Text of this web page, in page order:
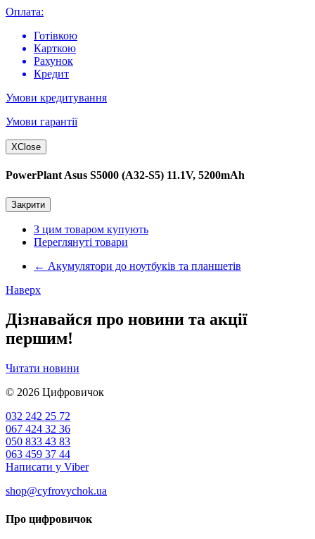
Оплата:
Готівкою
Карткою
Рахунок
Кредит
Умови кредитування
Умови гарантії
XClose
PowerPlant Asus S5000 (A32-S5) 11.1V, 5200mAh
Закрити
З цим товаром купують
Переглянуті товари
← Акумулятори до ноутбуків та планшетів
Наверх
Дізнавайся про новини та акції
першим!
Читати новини
© 2026 Цифровичок
032 242 25 72
067 424 32 36
050 833 43 83
063 459 37 44
Написати у Viber
shop@cyfrovychok.ua
Про цифровичок